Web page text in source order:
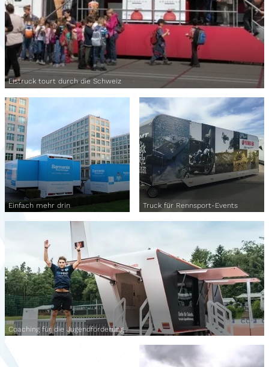
Eistruck tourt durch die Schweiz
Einfach mehr drin
Coaching für die Jugendförderung
Truck für Rennsport-Events